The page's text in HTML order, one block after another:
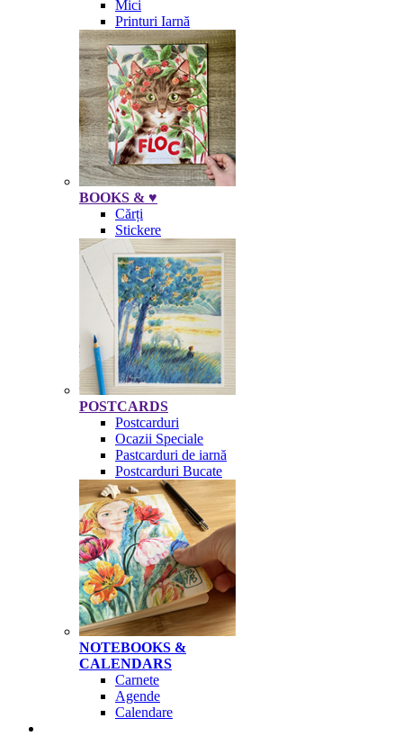
Mici
Printuri Iarnă
BOOKS & ♥
Cărți
Stickere
POSTCARDS
Postcarduri
Ocazii Speciale
Pastcarduri de iarnă
Postcarduri Bucate
NOTEBOOKS &
CALENDARS
Carnete
Agende
Calendare